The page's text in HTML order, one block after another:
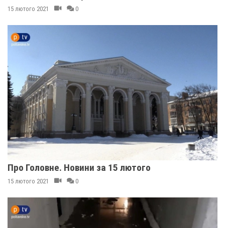
15 лютого 2021 0
Про Головне. Новини за 15 лютого
15 лютого 2021 0